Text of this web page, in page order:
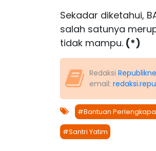
Sekadar diketahui,
salah satunya
tidak mampu. (*)
Redaksi
email:
#Bantuan
#Santri Yatim